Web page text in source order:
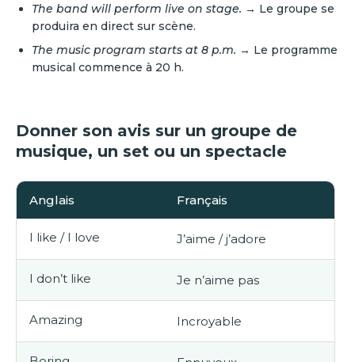
The band will perform live on stage. → Le groupe se
produira en direct sur scène.
The music program starts at 8 p.m. → Le programme
musical commence à 20 h.
Donner son avis sur un groupe de
musique, un set ou un spectacle
Anglais Français
I like / I love J’aime / j’adore
I don’t like Je n’aime pas
Amazing Incroyable